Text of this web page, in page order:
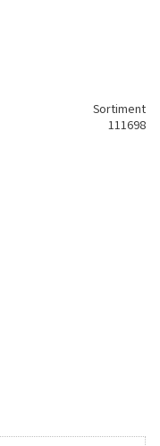
Sortiment
111698